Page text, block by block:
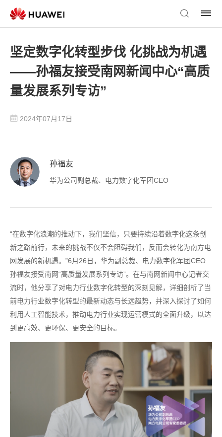
坚定数字化转型步伐 化挑战为机遇
——孙福友接受南网新闻中心“高质
量发展系列专访”
2024年07月17日
孙福友
华为公司副总裁、电力数字化军团CEO
“在数字化浪潮的推动下，我们坚信，只要持续沿着数字化这条创
新之路前行，未来的挑战不仅不会阻碍我们，反而会转化为南方电
网发展的新机遇。”6月26日，华为副总裁、电力数字化军团CEO
孙福友接受南网“高质量发展系列专访”。在与南网新闻中心记者交
流时，他分享了对电力行业数字化转型的深刻见解，详细剖析了当
前电力行业数字化转型的最新动态与长远趋势，并深入探讨了如何
利用人工智能技术，推动电力行业实现运营模式的全面升级，以达
到更高效、更环保、更安全的目标。